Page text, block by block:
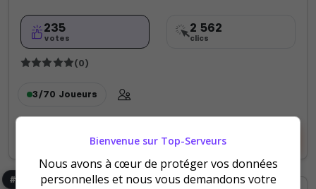
235
votes
2 562
clics
(0)
3/70 Joueurs
Voir le serveur Voter
#5
Bienvenue sur Top-Serveurs
Nous avons à cœur de protéger vos données
personnelles et nous vous demandons votre